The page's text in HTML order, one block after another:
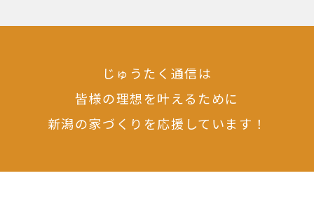
じゅうたく通信は
皆様の理想を叶えるために
新潟の家づくりを応援しています！